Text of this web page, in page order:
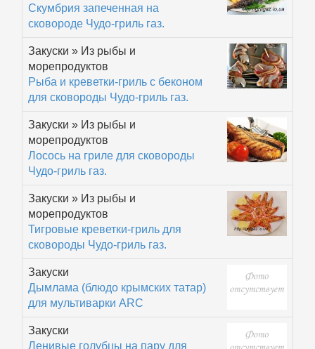
Скумбрия запеченная на
сковороде Чудо-гриль газ.
Закуски » Из рыбы и
морепродуктов
Рыба и креветки-гриль с беконом
для сковороды Чудо-гриль газ.
Закуски » Из рыбы и
морепродуктов
Лосось на гриле для сковороды
Чудо-гриль газ.
Закуски » Из рыбы и
морепродуктов
Тигровые креветки-гриль для
сковороды Чудо-гриль газ.
Закуски
Дымлама (блюдо крымских татар)
для мультиварки АRС
Закуски
Ленивые голубцы на пару для